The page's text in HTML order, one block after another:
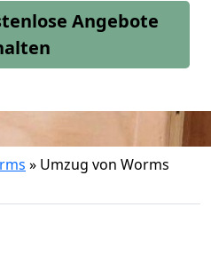
Angebote
» Umzug von Worms